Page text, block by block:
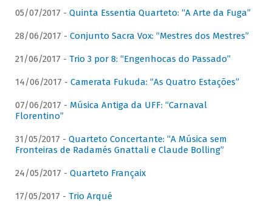
05/07/2017 - Quinta Essentia Quarteto: “A Arte da Fuga”
28/06/2017 - Conjunto Sacra Vox: “Mestres dos Mestres”
21/06/2017 - Trio 3 por 8: “Engenhocas do Passado”
14/06/2017 - Camerata Fukuda: “As Quatro Estações”
07/06/2017 - Música Antiga da UFF: “Carnaval
Florentino”
31/05/2017 - Quarteto Concertante: “A Música sem
Fronteiras de Radamés Gnattali e Claude Bolling”
24/05/2017 - Quarteto Françaix
17/05/2017 - Trio Arqué